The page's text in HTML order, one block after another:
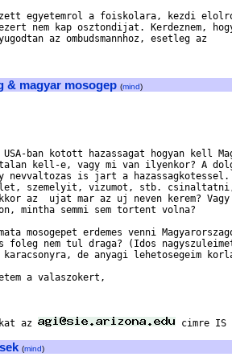
egyetemrol a foiskolara, kezdi
nem kap osztondijat. Kerdeznem,
az ombudsmannhoz, esetleg az
& magyar mosogep (mind)
ban kotott hazassagat hogyan kell
kell-e, vagy mi van ilyenkor? A
nevvaltozas is jart a
szemelyit, vizumot, stb.
az  ujat mar az uj neven kerem?
mintha semmi sem tortent volna?
mosogepet erdemes venni
foleg nem tul draga? (Idos
de anyagi lehetosegeim
a valaszokert,
az
cimre IS
(mind)